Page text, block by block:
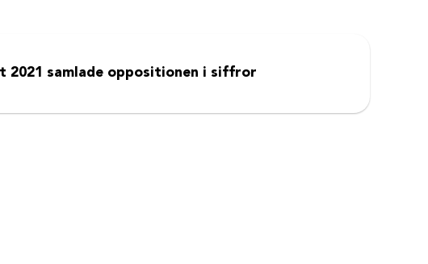
2021 samlade oppositionen i siffror